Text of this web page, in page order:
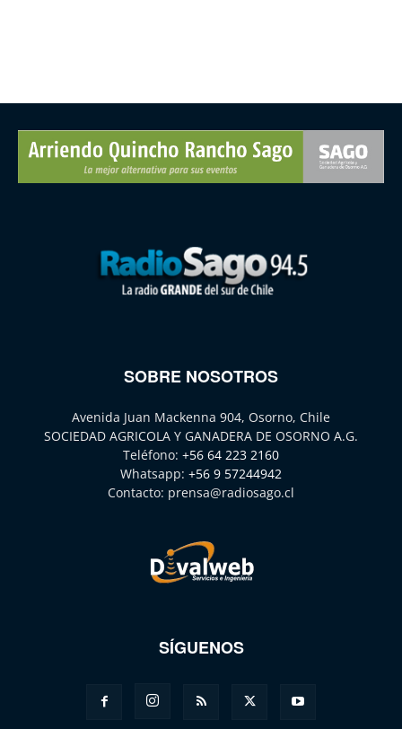
SOBRE NOSOTROS
Avenida Juan Mackenna 904, Osorno, Chile
SOCIEDAD AGRICOLA Y GANADERA DE OSORNO A.G.
Teléfono: +56 64 223 2160
Whatsapp: +56 9 57244942
Contacto: prensa@radiosago.cl
SÍGUENOS